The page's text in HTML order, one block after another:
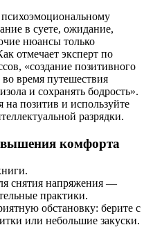
в суете, ожидание,
нюансы только
отмечает эксперт по
«создание позитивного
во время путешествия
и сохранять бодрость».
на позитив и используйте
разрядки.
комфорта
снятия напряжения —
практики.
обстановку: берите с
или небольшие закуски.